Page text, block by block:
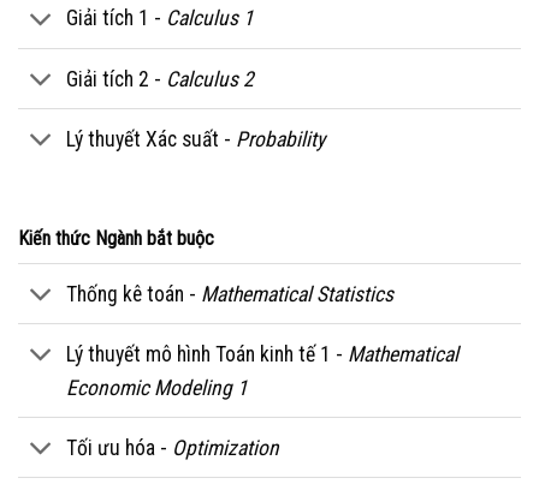
Giải tích 1 - Calculus 1
Giải tích 2 - Calculus 2
Lý thuyết Xác suất - Probability
Kiến thức Ngành bắt buộc
Thống kê toán - Mathematical Statistics
Lý thuyết mô hình Toán kinh tế 1 - Mathematical
Economic Modeling 1
Tối ưu hóa - Optimization